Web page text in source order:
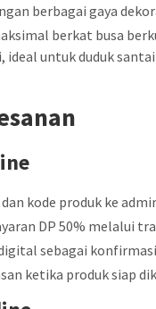
berbagai gaya
berkat busa
ideal untuk duduk
kode produk ke
DP 50% melalui
sebagai
ketika produk siap